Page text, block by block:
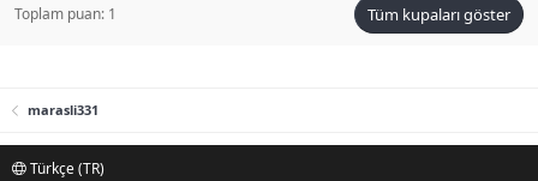
Toplam puan: 1 Tüm kupaları göster
marasli331
Türkçe (TR)